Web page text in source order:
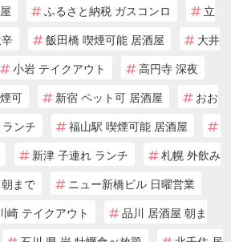
ふるさと納税 ガスコンロ
立
飯田橋 喫煙可能 居酒屋
大井
小岩 テイクアウト
高円寺 深夜
可
新宿 ペット可 居酒屋
おお
ンチ
福山駅 喫煙可能 居酒屋
新津 子連れ ランチ
札幌 外飲み
まで
ニュー新橋ビル 日曜営業
崎 テイクアウト
品川 居酒屋 朝ま